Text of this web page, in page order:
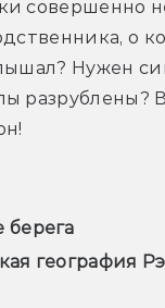
совершенно
о
Нужен
разрублены?
берега
география